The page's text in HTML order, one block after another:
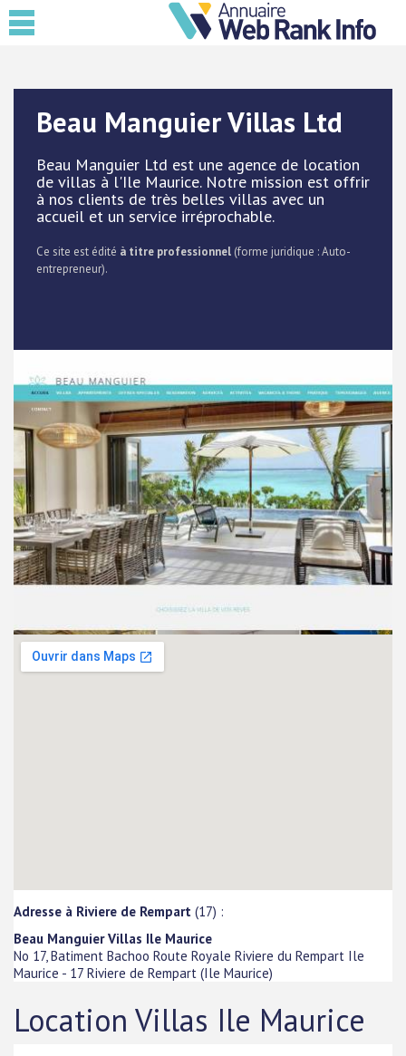
Beau Manguier Villas Ltd
Beau Manguier Ltd est une agence de location
de villas à l'Ile Maurice. Notre mission est offrir
à nos clients de très belles villas avec un
accueil et un service irréprochable.
Ce site est édité à titre professionnel (forme juridique : Auto-
entrepreneur).
Adresse à Riviere de Rempart (17) :
Beau Manguier Villas Ile Maurice
No 17, Batiment Bachoo Route Royale Riviere du Rempart Ile
Maurice - 17 Riviere de Rempart (Ile Maurice)
Location Villas Ile Maurice